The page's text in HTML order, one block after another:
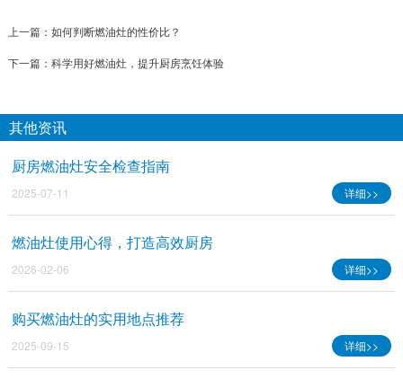
上一篇： 如何判断燃油灶的性价比？
下一篇： 科学用好燃油灶，提升厨房烹饪体验
其他资讯
厨房燃油灶安全检查指南
2025-07-11 详细>>
燃油灶使用心得，打造高效厨房
2026-02-06 详细>>
购买燃油灶的实用地点推荐
2025-09-15 详细>>